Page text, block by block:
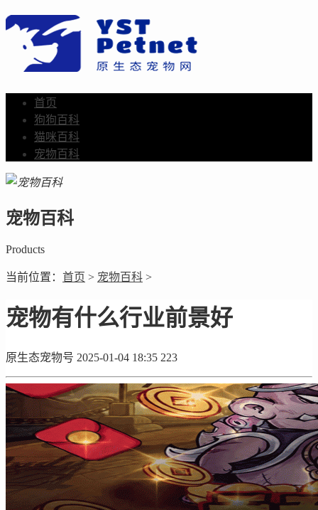
首页
狗狗百科
猫咪百科
宠物百科
宠物百科
Products
当前位置： 首页 > 宠物百科 >
宠物有什么行业前景好
原生态宠物号 2025-01-04 18:35 223